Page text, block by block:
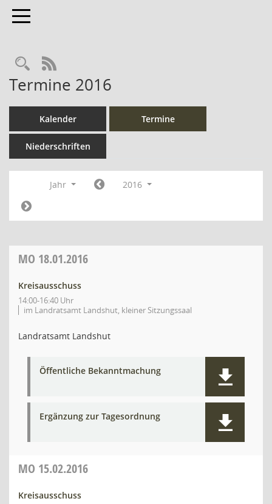
Toggle navigation
Rechercheauswahl
RSS-Feed
Termine 2016
Kalender Termine
Niederschriften
Jahr 2016
MO 18.01.2016
Kreisausschuss
14:00-16:40 Uhr
im Landratsamt Landshut, kleiner Sitzungssaal
Landratsamt Landshut
Öffentliche Bekanntmachung
Ergänzung zur Tagesordnung
MO 15.02.2016
Kreisausschuss